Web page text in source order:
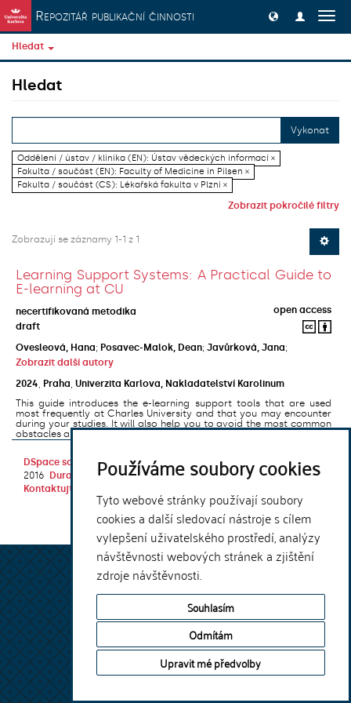
Používáme soubory cookies
Tyto webové stránky používají soubory
cookies a další sledovací nástroje s cílem
vylepšení uživatelského prostředí, analýzy
návštěvnosti webových stránek a zjištění
zdroje návštěvnosti.
Souhlasím
Odmítám
Upravit mé předvolby
Přeskočit na obsah
Repozitář publikační činnosti
Hledat
Hledat
Vykonat
Oddělení / ústav / klinika (EN): Ústav vědeckých informací ×
Fakulta / součást (EN): Faculty of Medicine in Pilsen ×
Fakulta / součást (CS): Lékařská fakulta v Plzni ×
Zobrazit pokročilé filtry
Zobrazují se záznamy 1-1 z 1
Learning Support Systems: A Practical Guide to
E-learning at CU
necertifikovaná metodika
open access
draft
Ovesleová, Hana; Posavec-Malok, Dean; Javůrková, Jana;
Zobrazit další autory
2024
Praha Univerzita Karlova, Nakladatelství Karolinum
This guide introduces the e-learning support tools that are used
most frequently at Charles University and that you may encounter
during your studies. It will also help you to avoid the most common
obstacles associated ...
DSpace softwarecopyright © 2002-
2016
DuraSpace
Kontaktujte nás